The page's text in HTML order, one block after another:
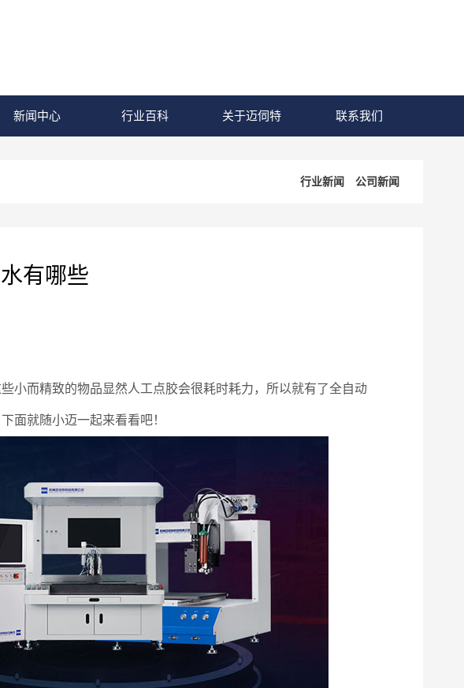
新闻中心 行业百科 关于迈伺特 联系我们
行业新闻 公司新闻
有哪些
而精致的物品显然人工点胶会很耗时耗力，所以就有了全自动
面就随小迈一起来看看吧！